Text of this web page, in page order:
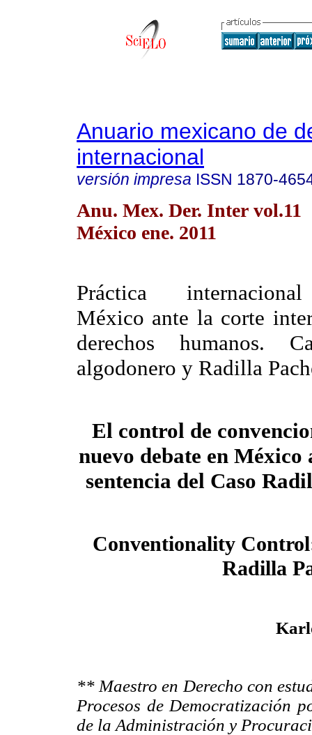
Anuario mexicano de
internacional
versión impresa ISSN 1870-
Anu. Mex. Der. Inter vol.11
México ene. 2011
Práctica
México ante la corte
derechos humanos.
algodonero y Radilla
El control de
nuevo debate en
sentencia del Caso
Conventionality
Radilla
** Maestro en Derecho con
Procesos de Democratización
de la Administración y